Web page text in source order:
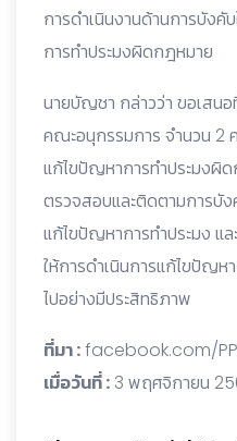
การดำเนินงานด้านการบัง
การทำประมงผิดกฎหมาย
นายบัญชา กล่าวว่า ขอเสน
คณะอนุกรรมการ จำนวน 2
แก้ไขปัญหาการทำประมงผิ
ตรวจสอบและติดตามการบั
แก้ไขปัญหาการทำประมง แล
ให้การดำเนินการแก้ไขปัญห
ไปอย่างมีประสิทธิภาพ
ที่มา :facebook.com/
เมื่อวันที่ :3 พฤศจิกายน